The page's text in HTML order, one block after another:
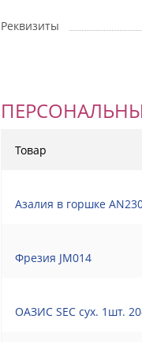
Реквизиты
Товар
Азалия в горшке
Фрезия JM014
ОАЗИС SEC сух. 1шт.